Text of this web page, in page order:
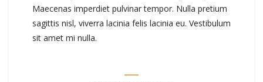
Maecenas imperdiet pulvinar tempor. Nulla pretium
sagittis nisl, viverra lacinia felis lacinia eu. Vestibulum
sit amet mi nulla.